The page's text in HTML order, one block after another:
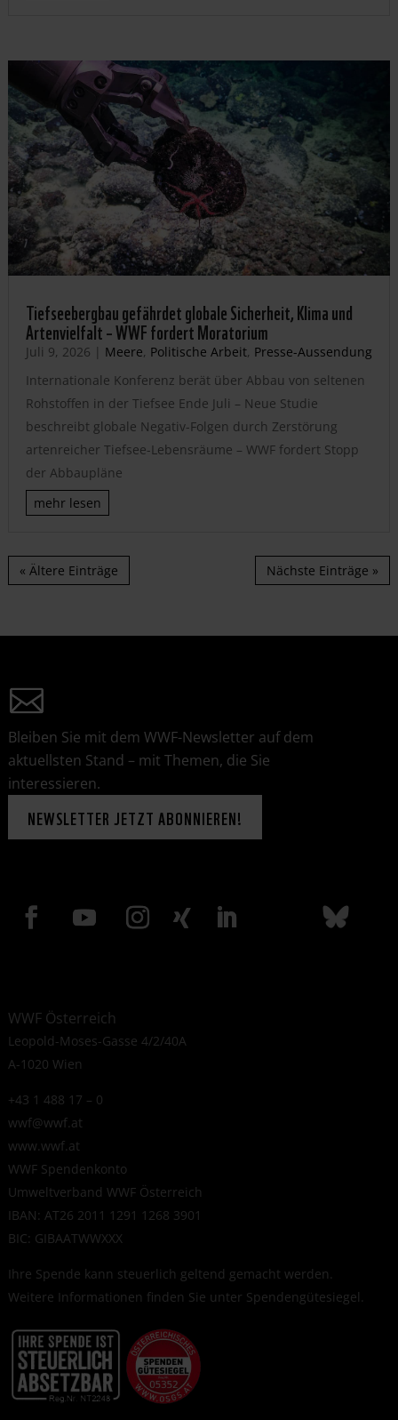
Tiefseebergbau gefährdet globale Sicherheit, Klima und
Artenvielfalt – WWF fordert Moratorium
Juli 9, 2026 | Meere, Politische Arbeit, Presse-Aussendung
Internationale Konferenz berät über Abbau von seltenen
Rohstoffen in der Tiefsee Ende Juli – Neue Studie
beschreibt globale Negativ-Folgen durch Zerstörung
artenreicher Tiefsee-Lebensräume – WWF fordert Stopp
der Abbaupläne
mehr lesen
« Ältere Einträge Nächste Einträge »
Bleiben Sie mit dem WWF-Newsletter auf dem
aktuellsten Stand – mit Themen, die Sie
interessieren.
NEWSLETTER JETZT ABONNIEREN!
WWF Österreich
Leopold-Moses-Gasse 4/2/40A
A-1020 Wien
+43 1 488 17 – 0
wwf@wwf.at
www.wwf.at
WWF Spendenkonto
Umweltverband WWF Österreich
IBAN: AT26 2011 1291 1268 3901
BIC: GIBAATWWXXX
Ihre Spende kann steuerlich geltend gemacht werden.
Weitere Informationen finden Sie unter Spendengütesiegel